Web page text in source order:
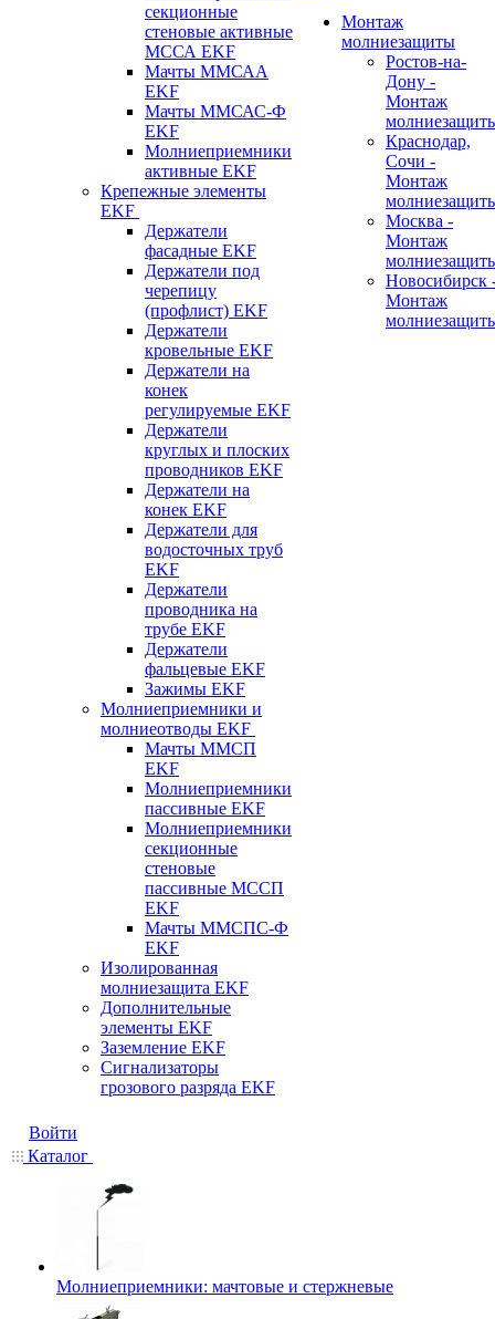
секционные
стеновые активные
МССА EKF
Мачты ММСАА
EKF
Мачты ММСАС-Ф
EKF
Молниеприемники
активные EKF
Крепежные элементы
EKF
Держатели
фасадные EKF
Держатели под
черепицу
(профлист) EKF
Держатели
кровельные EKF
Держатели на
конек
регулируемые EKF
Держатели
круглых и плоских
проводников EKF
Держатели на
конек EKF
Держатели для
водосточных труб
EKF
Держатели
проводника на
трубе EKF
Держатели
фальцевые EKF
Зажимы EKF
Молниеприемники и
молниеотводы EKF
Мачты ММСП
EKF
Молниеприемники
пассивные EKF
Молниеприемники
секционные
стеновые
пассивные МССП
EKF
Мачты ММСПС-Ф
EKF
Изолированная
молниезащита EKF
Дополнительные
элементы EKF
Заземление EKF
Сигнализаторы
грозового разряда EKF
Монтаж
молниезащиты
Ростов-на-
Дону -
Монтаж
Краснодар,
Сочи -
Монтаж
Москва -
Монтаж
Новосибирск
Монтаж
Войти
Каталог
Молниеприемники: мачтовые и стержневые